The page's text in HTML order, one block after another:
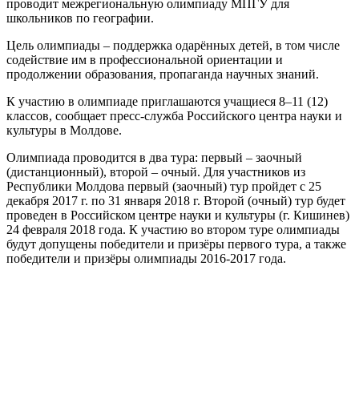
проводит межрегиональную олимпиаду МПГУ для
школьников по географии.
Цель олимпиады – поддержка одарённых детей, в том числе
содействие им в профессиональной ориентации и
продолжении образования, пропаганда научных знаний.
К участию в олимпиаде приглашаются учащиеся 8–11 (12)
классов, сообщает пресс-служба Российского центра науки и
культуры в Молдове.
Олимпиада проводится в два тура: первый – заочный
(дистанционный), второй – очный. Для участников из
Республики Молдова первый (заочный) тур пройдет с 25
декабря 2017 г. по 31 января 2018 г. Второй (очный) тур будет
проведен в Российском центре науки и культуры (г. Кишинев)
24 февраля 2018 года. К участию во втором туре олимпиады
будут допущены победители и призёры первого тура, а также
победители и призёры олимпиады 2016-2017 года.